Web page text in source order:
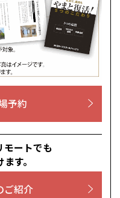
予約
モートでも
す。
ご紹介